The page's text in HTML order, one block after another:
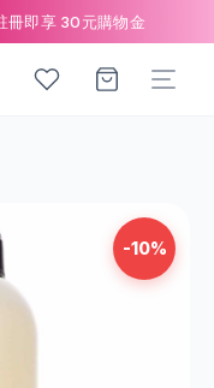
冊即享 30元購物金
-10%